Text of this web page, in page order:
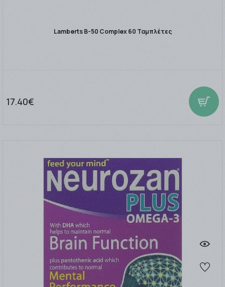
Lamberts B-50 Complex 60 Ταμπλέτες
17.40€